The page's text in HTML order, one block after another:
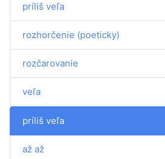
príliš veľa
rozhorčenie (poeticky)
rozčarovanie
veľa
príliš veľa
až až